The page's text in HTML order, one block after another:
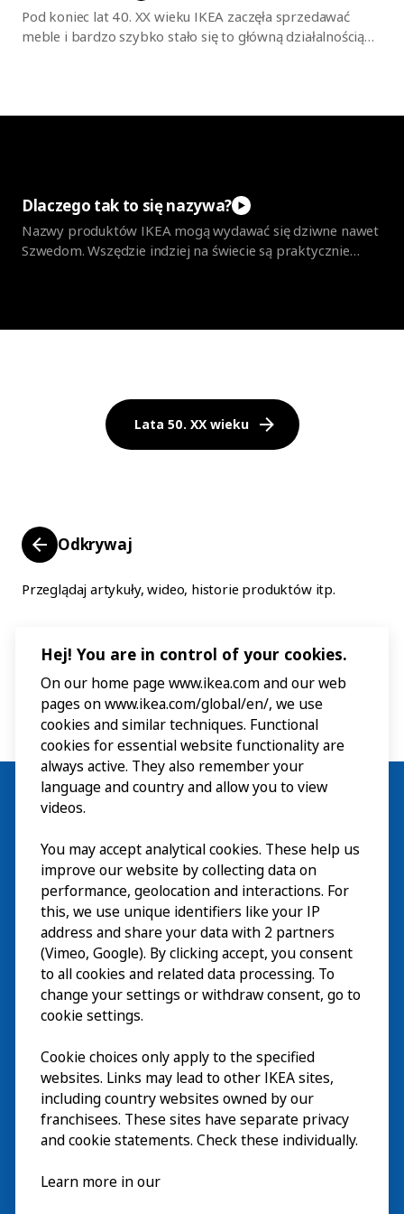
Pod koniec lat 40. XX wieku IKEA zaczęła sprzedawać
meble i bardzo szybko stało się to główną działalnością
w czasach, gdy Ingvar Kamprad prowadził z domu
Dlaczego tak to sięnazywa?
Nazwy produktów IKEA mogą wydawać się dziwne nawet
Szwedom. Wszędzie indziej na świecie są praktycznie
jest bowiem metoda.
Lata 50. XX wieku
Odkrywaj
Przeglądaj artykuły, wideo, historie produktów itp.
Wizyta
Odkrywaj
Bieżące wydarzeniaEN
O nasEN
Hej! You are in control of your cookies.
On our home page www.ikea.com and our web
pages on www.ikea.com/global/en/, we use
cookies and similar techniques. Functional
cookies for essential website functionality are
always active. They also remember your
language and country and allow you to view
videos.
You may accept analytical cookies. These help us
improve our website by collecting data on
performance, geolocation and interactions. For
this, we use unique identifiers like your IP
address and share your data with 2 partners
(Vimeo, Google). By clicking accept, you consent
to all cookies and related data processing. To
change your settings or withdraw consent, go to
cookie settings.
Cookie choices only apply to the specified
websites. Links may lead to other IKEA sites,
including country websites owned by our
franchisees. These sites have separate privacy
and cookie statements. Check these individually.
Learn more in our